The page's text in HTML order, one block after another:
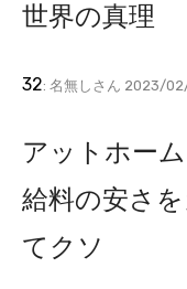
世界の真理
32: 名無しさん 2023/
アットホー
給料の安さ
てクソ